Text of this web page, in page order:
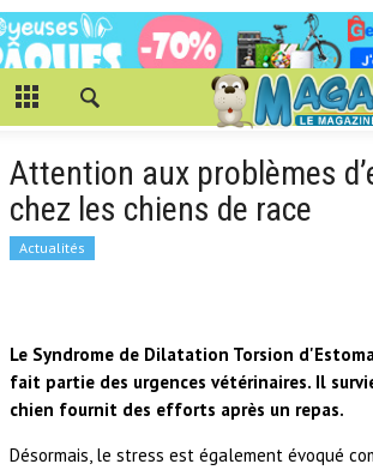
Attention aux problèmes
chez les chiens de race
Actualités
Le Syndrome de Dilatation Torsion
fait partie des urgences vétérinaires. Il
chien fournit des efforts après un repas.
Désormais, le stress est également évoqué